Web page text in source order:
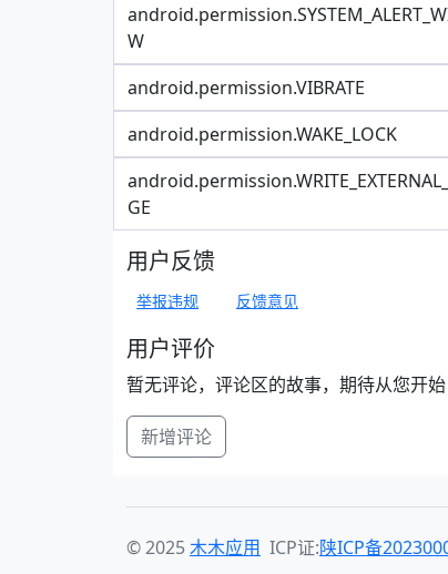
W
android.permission.VIBRATE
android.permission.WAKE_LOCK
GE
用户反馈
举报违规 反馈意见
用户评价
暂无评论，评论区的故事，期待从您开始
新增评论
© 2025木木应用 ICP证:陕ICP备